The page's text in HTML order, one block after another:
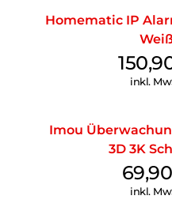
Homematic IP
inkl.
Imou
3D 3K
69,90
inkl.